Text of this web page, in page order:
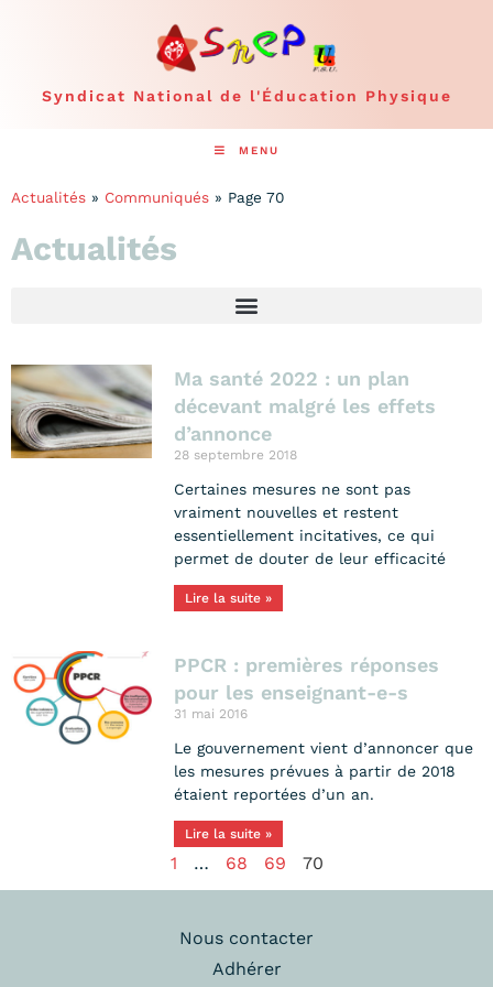
Syndicat National de l'Éducation Physique
MENU
Actualités » Communiqués » Page 70
Actualités
Ma santé 2022 : un plan
décevant malgré les effets
d’annonce
28 septembre 2018
Certaines mesures ne sont pas
vraiment nouvelles et restent
essentiellement incitatives, ce qui
permet de douter de leur efficacité
Lire la suite »
PPCR : premières réponses
pour les enseignant-e-s
31 mai 2016
Le gouvernement vient d’annoncer que
les mesures prévues à partir de 2018
étaient reportées d’un an.
Lire la suite »
1 … 68 69 70
Nous contacter
Adhérer